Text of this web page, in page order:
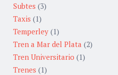
Subtes (3)
Taxis (1)
Temperley (1)
Tren a Mar del Plata (2)
Tren Universitario (1)
Trenes (1)